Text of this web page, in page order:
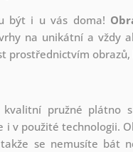
být i u vás doma!
na unikátní a vždy
prostřednictvím
pružné plátno
v použité technologii.
se nemusíte bát